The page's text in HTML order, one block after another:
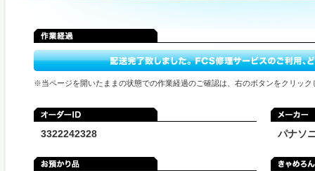
※当ページを開いたままの状態での作業経過のご確認は、右のボタンをクリック
3322242328 パナソ